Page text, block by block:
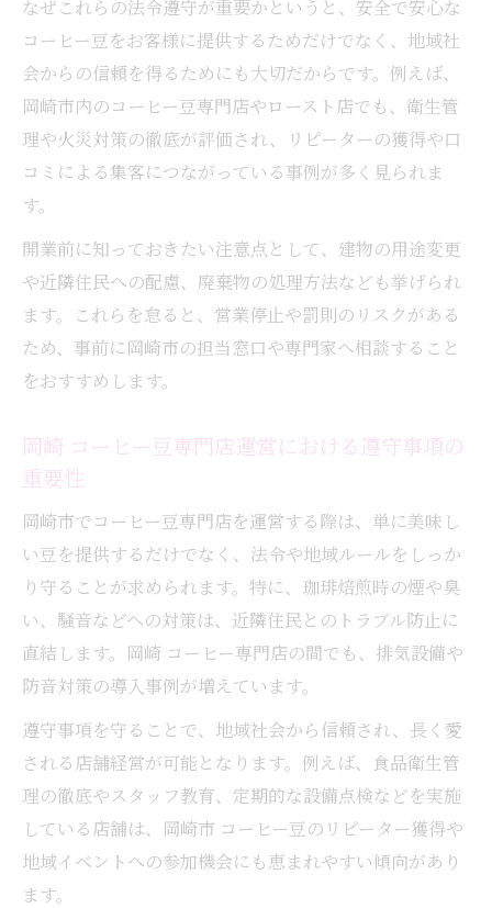
岡崎 コーヒー豆専門店の強みを活かした経
営術
営業届けや遵守事項を押さえる開業準備
珈琲焙煎店開業で押さえるべき届け出と手
岡崎 コーヒー ロースト開業時の遵守事項チ
ェック
営業届けと保健所申請の流れをわかりやす
く解説
珈琲焙煎店開業前の法令リサーチの重要性
ント
岡崎で成功する珈琲焙煎士の道とは
珈琲焙煎で目指す岡崎発の人気店になる秘
訣
コーヒー焙煎士の年収アップに繋がる実践
法
岡崎 コーヒー専門店で求められる焙煎スキ
ル
珈琲焙煎士として地域で信頼されるための
行動
岡崎 コーヒー豆を活かす独自ブレンドの工
夫
地元に愛される珈琲焙煎の魅力を探究
なぜこれらの法令遵守が重要かというと、安全で安心な
コーヒー豆をお客様に提供するためだけでなく、地域社
会からの信頼を得るためにも大切だからです。例えば、
岡崎市内のコーヒー豆専門店やロースト店でも、衛生管
理や火災対策の徹底が評価され、リピーターの獲得や口
コミによる集客につながっている事例が多く見られま
す。
開業前に知っておきたい注意点として、建物の用途変更
や近隣住民への配慮、廃棄物の処理方法なども挙げられ
ます。これらを怠ると、営業停止や罰則のリスクがある
ため、事前に岡崎市の担当窓口や専門家へ相談すること
をおすすめします。
岡崎 コーヒー豆専門店運営における遵守事項の
重要性
岡崎市でコーヒー豆専門店を運営する際は、単に美味し
い豆を提供するだけでなく、法令や地域ルールをしっか
り守ることが求められます。特に、珈琲焙煎時の煙や臭
い、騒音などへの対策は、近隣住民とのトラブル防止に
直結します。岡崎 コーヒー専門店の間でも、排気設備や
防音対策の導入事例が増えています。
遵守事項を守ることで、地域社会から信頼され、長く愛
される店舗経営が可能となります。例えば、食品衛生管
理の徹底やスタッフ教育、定期的な設備点検などを実施
している店舗は、岡崎市 コーヒー豆のリピーター獲得や
地域イベントへの参加機会にも恵まれやすい傾向があり
ます。